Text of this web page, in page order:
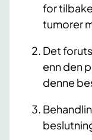
for
tumorer
Det
enn den
denne